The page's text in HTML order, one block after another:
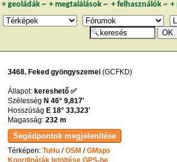
+ geoládák~ +megtalálások ~ + felhasználók~ +
3468. Feked gyöngyszemei (GCFKD)
Állapot: kereshető ✅
Szélesség N 46° 9,817'
Hosszúság E 18° 33,323'
Magasság:232 m
Térképen:TuHu /OSM /GMaps